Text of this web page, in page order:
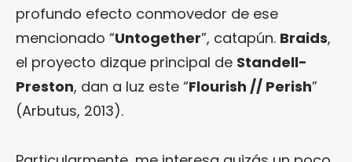
profundo efecto conmovedor de ese
mencionado “Untogether”, catapún. Braids,
el proyecto dizque principal de Standell-
Preston, dan a luz este “Flourish // Perish”
(Arbutus, 2013).